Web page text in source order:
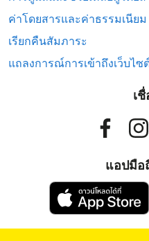
ค่าโดยสารและค่าธรรมเนียม
เรียกคืนสัมภาระ
แถลงการณ์การเข้าถึงเว็บไซ
เ
แอปมือ